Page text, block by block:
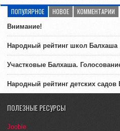
ПОПУЛЯРНОЕ НОВОЕ КОММЕНТАРИИ
Внимание!
Народный рейтинг школ Балхаша
Участковые Балхаша.
Народный рейтинг детских садов
ПОЛЕЗНЫЕ РЕСУРСЫ
Jooble